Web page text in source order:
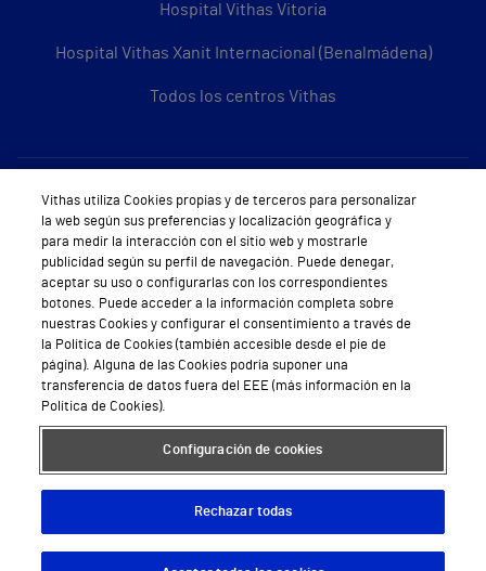
Hospital Vithas Vitoria
Hospital Vithas Xanit Internacional (Benalmádena)
Todos los centros Vithas
Sobre Vithas
Quiénes somos
Trabajar en Vithas
Teléfono Cita Médica
Teléfono Atención al Cliente
Política de seguridad y salud en el trabajo
Conoce a Supervita
Aviso Legal Política de cookies Política de privacidad Mapa web Protección de datos
Vithas utiliza Cookies propias y de terceros para personalizar
la web según sus preferencias y localización geográfica y
para medir la interacción con el sitio web y mostrarle
publicidad según su perfil de navegación. Puede denegar,
aceptar su uso o configurarlas con los correspondientes
botones. Puede acceder a la información completa sobre
nuestras Cookies y configurar el consentimiento a través de
la Política de Cookies (también accesible desde el pie de
página). Alguna de las Cookies podría suponer una
transferencia de datos fuera del EEE (más información en la
Política de Cookies).
Configuración de cookies
Rechazar todas